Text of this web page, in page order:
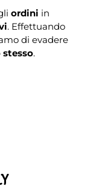
ordini in
. Effettuando
di evadere
.